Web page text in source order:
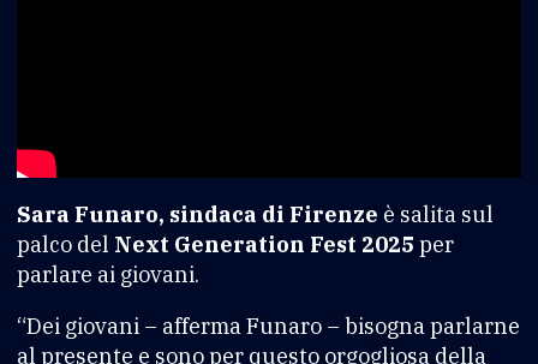
Sara Funaro, sindaca di Firenze è salita sul
palco del Next Generation Fest 2025 per
parlare ai giovani.
“Dei giovani – afferma Funaro – bisogna parlarne
al presente e sono per questo orgogliosa della